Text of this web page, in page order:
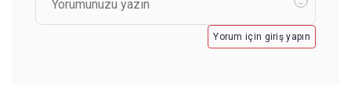
Yorum için giriş yapın